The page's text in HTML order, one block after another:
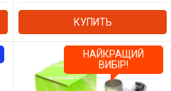
КУПИТЬ
НАЙКРАЩИЙ
ВИБІР!